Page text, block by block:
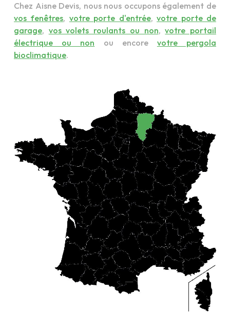
Chez Aisne Devis, nous nous occupons également de
vos fenêtres, votre porte d'entrée,votre porte de
garage, vos volets roulants ou non,votre portail
électrique ou non ou encore votre pergola
bioclimatique.